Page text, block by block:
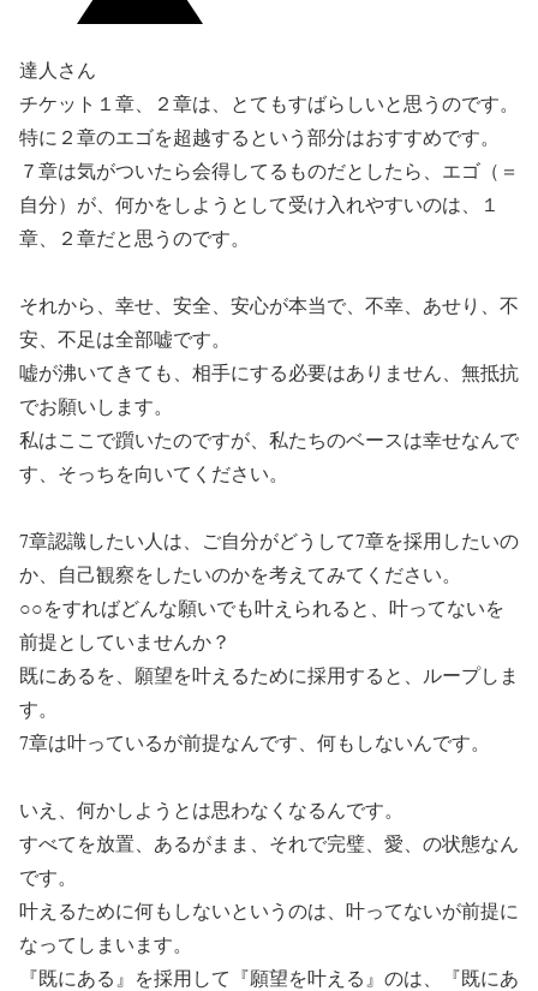
達人さん
チケット１章、２章は、とてもすばらしいと思うのです。
特に２章のエゴを超越するという部分はおすすめです。
７章は気がついたら会得してるものだとしたら、エゴ（＝
自分）が、何かをしようとして受け入れやすいのは、１
章、２章だと思うのです。
それから、幸せ、安全、安心が本当で、不幸、あせり、不
安、不足は全部嘘です。
嘘が沸いてきても、相手にする必要はありません、無抵抗
でお願いします。
私はここで躓いたのですが、私たちのベースは幸せなんで
す、そっちを向いてください。
7章認識したい人は、ご自分がどうして7章を採用したいの
か、自己観察をしたいのかを考えてみてください。
○○をすればどんな願いでも叶えられると、叶ってないを
前提としていませんか？
既にあるを、願望を叶えるために採用すると、ループしま
す。
7章は叶っているが前提なんです、何もしないんです。
いえ、何かしようとは思わなくなるんです。
すべてを放置、あるがまま、それで完璧、愛、の状態なん
です。
叶えるために何もしないというのは、叶ってないが前提に
なってしまいます。
『既にある』を採用して『願望を叶える』のは、『既にあ